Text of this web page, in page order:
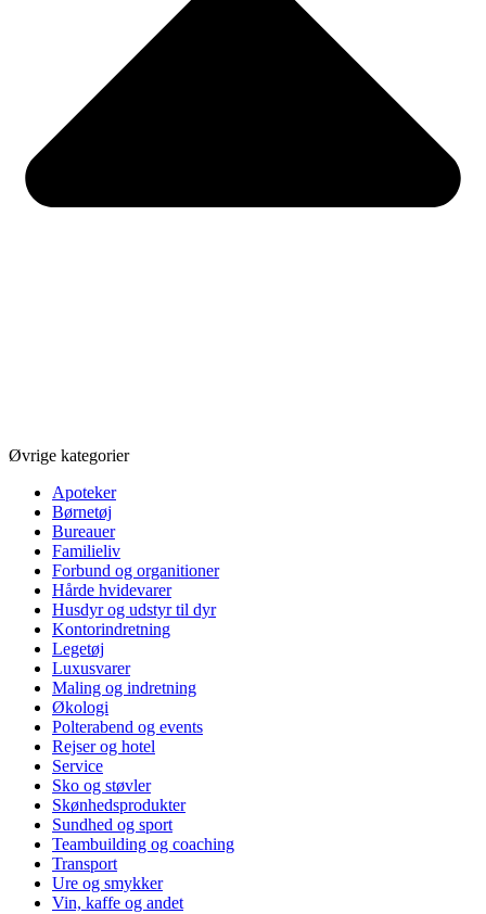
Øvrige kategorier
Apoteker
Børnetøj
Bureauer
Familieliv
Forbund og organitioner
Hårde hvidevarer
Husdyr og udstyr til dyr
Kontorindretning
Legetøj
Luxusvarer
Maling og indretning
Økologi
Polterabend og events
Rejser og hotel
Service
Sko og støvler
Skønhedsprodukter
Sundhed og sport
Teambuilding og coaching
Transport
Ure og smykker
Vin, kaffe og andet